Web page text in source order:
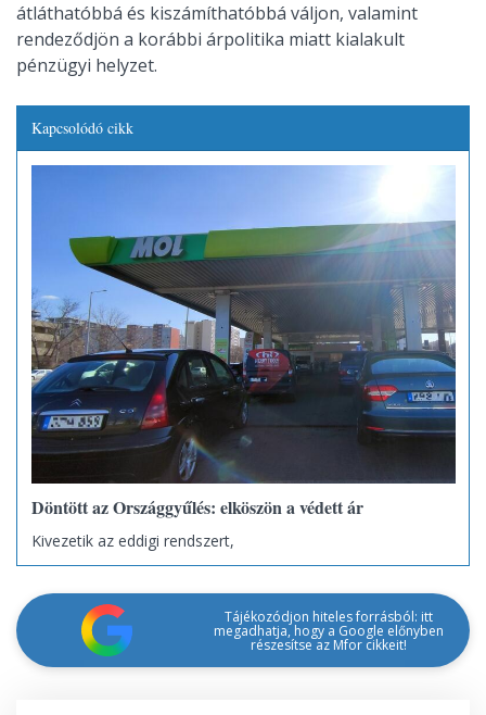
átláthatóbbá és kiszámíthatóbbá váljon, valamint
rendeződjön a korábbi árpolitika miatt kialakult
pénzügyi helyzet.
Kapcsolódó cikk
Döntött az Országgyűlés: elköszön a védett ár
Kivezetik az eddigi rendszert,
Tájékozódjon hiteles forrásból: itt
megadhatja, hogy a Google előnyben
részesítse az Mfor cikkeit!